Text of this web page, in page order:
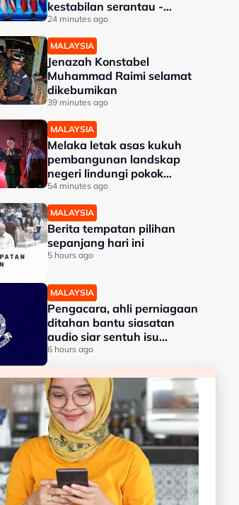
kestabilan serantau -
Menteri Luar Kemboja
24 minutes ago
MALAYSIA
Jenazah Konstabel
Muhammad Raimi selamat
dikebumikan
39 minutes ago
MALAYSIA
Melaka letak asas kukuh
pembangunan landskap
negeri lindungi pokok
bernilai tinggi - Ab Rauf
54 minutes ago
MALAYSIA
Berita tempatan pilihan
sepanjang hari ini
5 hours ago
MALAYSIA
Pengacara, ahli perniagaan
ditahan bantu siasatan
audio siar sentuh isu
sensitiviti agama
6 hours ago